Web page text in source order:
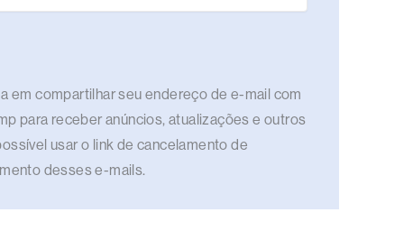
em compartilhar seu endereço de e-mail com
para receber anúncios, atualizações e outros
usar o link de cancelamento de
desses e-mails.